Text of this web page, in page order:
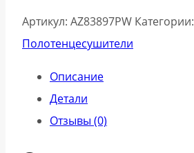
см
с
полкой
белый
Артикул: AZ83897PW Категории:
Полотенцесушители
Описание
Детали
Отзывы (0)